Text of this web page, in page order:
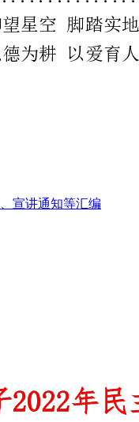
宣讲通知等汇编